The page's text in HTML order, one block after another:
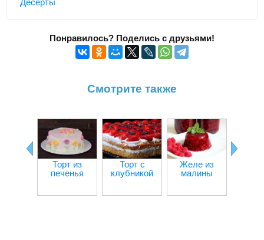
Десерты
Понравилось? Поделись с друзьями!
Смотрите также
Торт из
печенья
Торт с
клубникой
Желе из
малины